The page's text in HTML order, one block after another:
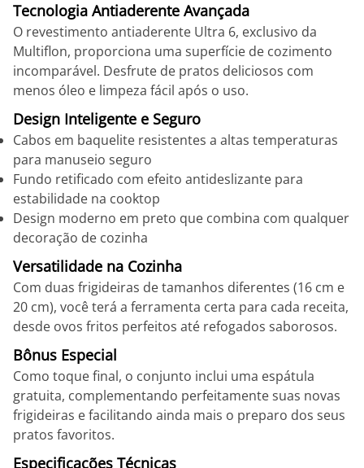
Tecnologia Antiaderente Avançada
O revestimento antiaderente Ultra 6, exclusivo da
Multiflon, proporciona uma superfície de cozimento
incomparável. Desfrute de pratos deliciosos com
menos óleo e limpeza fácil após o uso.
Design Inteligente e Seguro
Cabos em baquelite resistentes a altas temperaturas
para manuseio seguro
Fundo retificado com efeito antideslizante para
estabilidade na cooktop
Design moderno em preto que combina com qualquer
decoração de cozinha
Versatilidade na Cozinha
Com duas frigideiras de tamanhos diferentes (16 cm e
20 cm), você terá a ferramenta certa para cada receita,
desde ovos fritos perfeitos até refogados saborosos.
Bônus Especial
Como toque final, o conjunto inclui uma espátula
gratuita, complementando perfeitamente suas novas
frigideiras e facilitando ainda mais o preparo dos seus
pratos favoritos.
Especificações Técnicas